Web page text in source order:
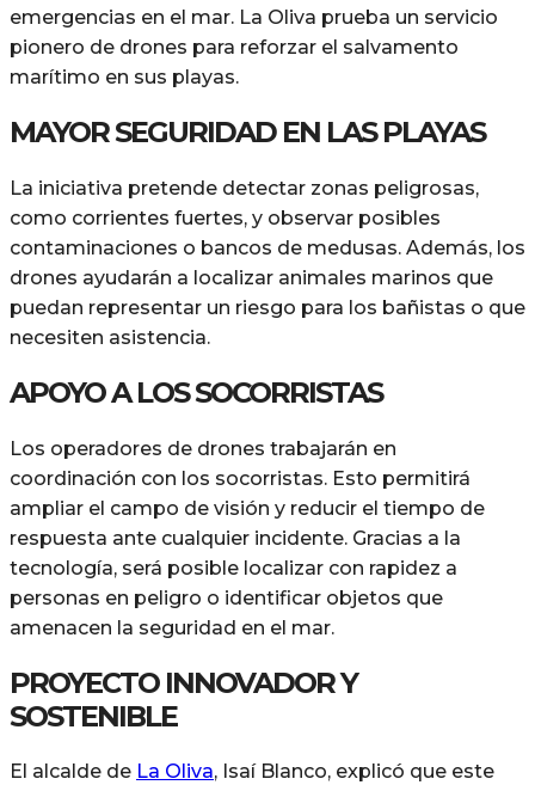
emergencias en el mar. La Oliva prueba un servicio
pionero de drones para reforzar el salvamento
marítimo en sus playas.
MAYOR SEGURIDAD EN LAS PLAYAS
La iniciativa pretende detectar zonas peligrosas,
como corrientes fuertes, y observar posibles
contaminaciones o bancos de medusas. Además, los
drones ayudarán a localizar animales marinos que
puedan representar un riesgo para los bañistas o que
necesiten asistencia.
APOYO A LOS SOCORRISTAS
Los operadores de drones trabajarán en
coordinación con los socorristas. Esto permitirá
ampliar el campo de visión y reducir el tiempo de
respuesta ante cualquier incidente. Gracias a la
tecnología, será posible localizar con rapidez a
personas en peligro o identificar objetos que
amenacen la seguridad en el mar.
PROYECTO INNOVADOR Y
SOSTENIBLE
El alcalde de La Oliva, Isaí Blanco, explicó que este